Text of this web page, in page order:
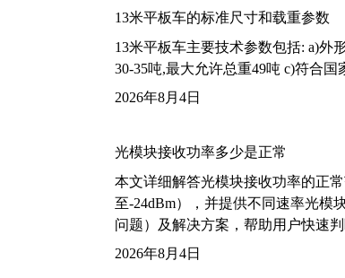
13米平板车的标准尺寸和载重参数
13米平板车主要技术参数包括: a)外
30-35吨,最大允许总重49吨 c)符合
2026年8月4日
光模块接收功率多少是正常
本文详细解答光模块接收功率的正
至-24dBm），并提供不同速率光模
问题）及解决方案，帮助用户快速判
2026年8月4日